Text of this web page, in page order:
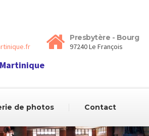
Presbytère - Bourg
97240 Le François
de photos Contact